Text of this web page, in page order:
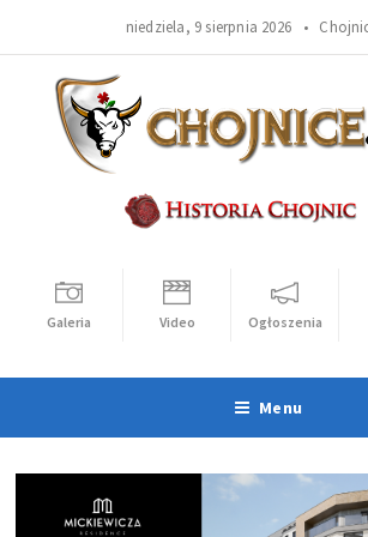
niedziela, 9 sierpnia 2026 •
Galeria Video Ogłoszenia
Menu